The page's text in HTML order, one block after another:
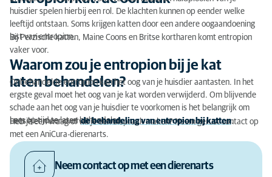
huisdier spelen hierbij een rol. De klachten kunnen op eender welke
leeftijd ontstaan. Soms krijgen katten door een andere oogaandoening
last van entropion.
Bij Perzische katten, Maine Coons en Britse kortharen komt entropion
vaker voor.
Waarom zou je entropion bij je kat
laten behandelen?
Onbehandelde entropion kan het oog van je huisdier aantasten. In het
ergste geval moet het oog van je kat worden verwijderd. Om blijvende
schade aan het oog van je huisdier te voorkomen is het belangrijk om
hem op tijd te laten behandelen.
Lees hier meer overde behandeling van entropion bij katten.
Heb je een vraag of wil je een afspraak maken? Neem gerust contact op
met een AniCura-dierenarts.
Neem contact op met een dierenarts